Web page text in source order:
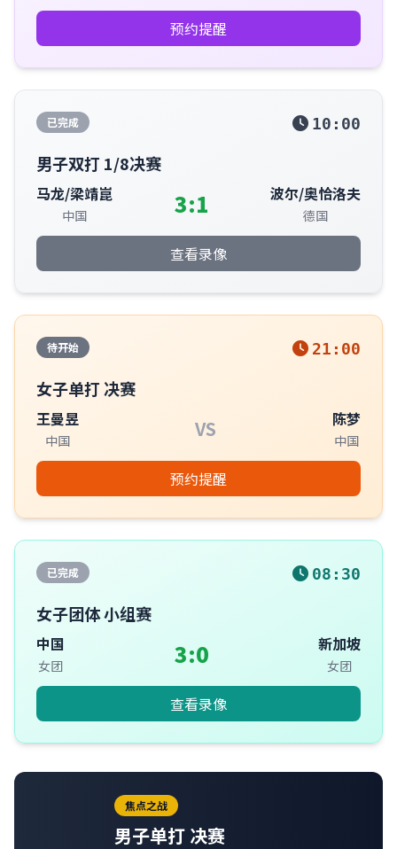
预约提醒
已完成 10:00
男子双打 1/8决赛
马龙/梁靖崑
中国 3:1 波尔/奥恰洛夫
德国
查看录像
待开始 21:00
女子单打 决赛
王曼昱
中国 VS 陈梦
中国
预约提醒
已完成 08:30
女子团体 小组赛
中国
女团 3:0 新加坡
女团
查看录像
焦点之战
男子单打 决赛